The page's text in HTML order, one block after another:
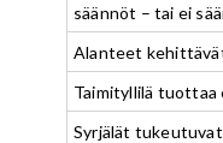
säännöt – tai ei
Alanteet
Taimityllilä tuottaa
Syrjälät